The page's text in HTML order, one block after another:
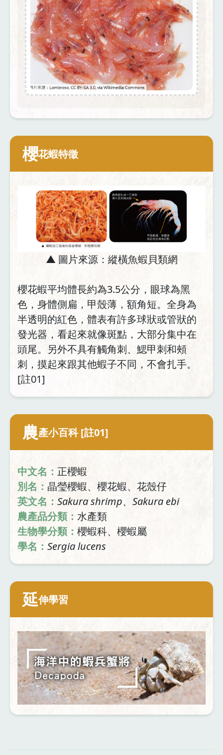
櫻花蝦特徵
▲ 圖片來源：縱橫魚蝦貝類網
櫻花蝦平均體長約為3.5公分，眼球為黑
色，身體側扁，甲殼薄，額角短。全身為
半透明的紅色，體表有許多球狀或管狀的
發光器，看起來就像斑點，大部分集中在
頭尾。另外不具有觸角刺、鰓甲刺和頰
刺，摸起來跟其他蝦子不同，不會扎手。
[註01]
農產小百科 [註01]
中文名： 正櫻蝦
別名： 晶瑩櫻蝦、櫻花蝦、花殼仔
英文名： Sakura shrimp、Sakura ebi
農產品分類： 水產類
生物學分類： 櫻蝦科、櫻蝦屬
學名： Sergia lucens
延伸學習